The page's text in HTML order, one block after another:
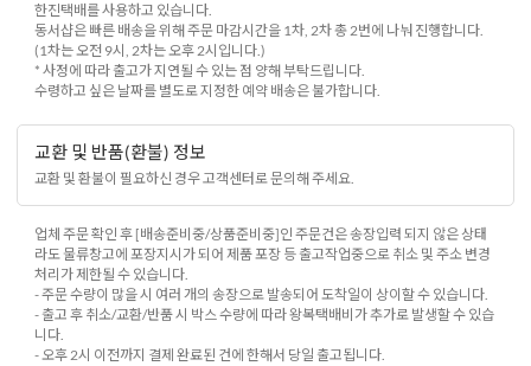
한진택배를 사용하고 있습니다.
동서샵은 빠른 배송을 위해 주문 마감시간을 1차, 2차 총 2번에 나눠 진행합니다.
(1차는 오전 9시, 2차는 오후 2시입니다.)
* 사정에 따라 출고가 지연될 수 있는 점 양해 부탁드립니다.
수령하고 싶은 날짜를 별도로 지정한 예약 배송은 불가합니다.
교환 및 반품(환불) 정보
교환 및 환불이 필요하신 경우 고객센터로 문의해 주세요.
업체 주문 확인 후 [배송준비중/상품준비중]인 주문건은 송장입력 되지 않은 상태
라도 물류창고에 포장지시가 되어 제품 포장 등 출고작업중으로 취소 및 주소 변경
처리가 제한될 수 있습니다.
- 주문 수량이 많을 시 여러 개의 송장으로 발송되어 도착일이 상이할 수 있습니다.
- 출고 후 취소/교환/반품 시 박스 수량에 따라 왕복택배비가 추가로 발생할 수 있습
니다.
- 오후 2시 이전까지 결제 완료된 건에 한해서 당일 출고됩니다.